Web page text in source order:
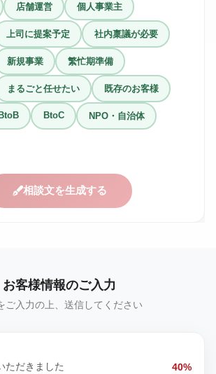
店舗運営 個人事業主
上司に提案予定 社内稟議が必要
新規事業 繁忙期準備
まるごと任せたい 既存のお客様
BtoC NPO・自治体
相談文を生成する
お客様情報のご入力
ご入力の上、送信してください
ただきました 40%